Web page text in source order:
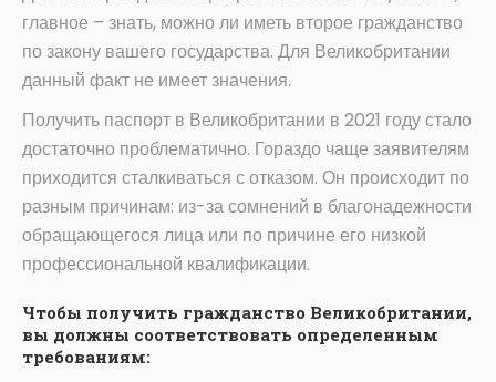
главное – знать, можно ли иметь второе гражданство
по закону вашего государства. Для Великобритании
данный факт не имеет значения.
Получить паспорт в Великобритании в 2021 году стало
достаточно проблематично. Гораздо чаще заявителям
приходится сталкиваться с отказом. Он происходит по
разным причинам: из-за сомнений в благонадежности
обращающегося лица или по причине его низкой
профессиональной квалификации.
Чтобы получить гражданство Великобритании,
вы должны соответствовать определенным
требованиям: